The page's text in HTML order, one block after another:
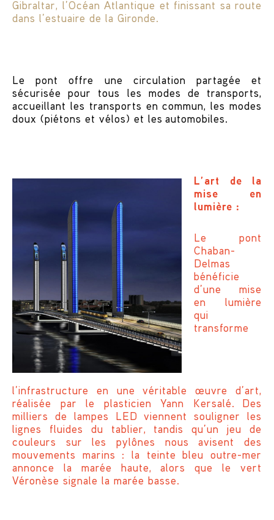
Gibraltar, l’Océan Atlantique et finissant sa route
dans l’estuaire de la Gironde.
Le pont offre une circulation partagée et
sécurisée pour tous les modes de transports,
accueillant les transports en commun, les modes
doux (piétons et vélos) et les automobiles.
L’art de la
mise en
lumière :
Le pont
Chaban-
Delmas
bénéficie
d’une mise
en lumière
qui
transforme
l’infrastructure en une véritable œuvre d’art,
réalisée par le plasticien Yann Kersalé. Des
milliers de lampes LED viennent souligner les
lignes fluides du tablier, tandis qu’un jeu de
couleurs sur les pylônes nous avisent des
mouvements marins : la teinte bleu outre-mer
annonce la marée haute, alors que le vert
Véronèse signale la marée basse.